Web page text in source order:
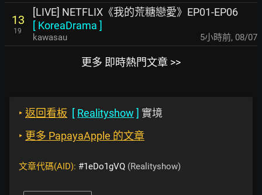
13
19
[LIVE] NETFLIX《我的荒糖戀愛》EP01-EP06
[ KoreaDrama ]
kawasau 5小時前, 08/07
更多 即時熱門文章 >>
‣ 返回看板 [ Realityshow ] 實境
‣ 更多 PapayaApple 的文章
文章代碼(AID): #1eDo1gVQ (Realityshow)